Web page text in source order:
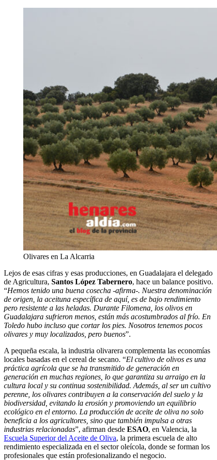
Olivares en La Alcarria
Lejos de esas cifras y esas producciones, en Guadalajara el delegado
de Agricultura, Santos López Tabernero, hace un balance positivo.
“Hemos tenido una buena cosecha -afirma-. Nuestra denominación
de origen, la aceituna específica de aquí, es de bajo rendimiento
pero resistente a las heladas. Durante Filomena, los olivos en
Guadalajara sufrieron menos, están más acostumbrados al frío. En
Toledo hubo incluso que cortar los pies. Nosotros tenemos pocos
olivares y muy localizados, pero buenos”.
A pequeña escala, la industria olivarera complementa las economías
locales basadas en el cereal de secano. “El cultivo de olivos es una
práctica agrícola que se ha transmitido de generación en
generación en muchas regiones, lo que garantiza su arraigo en la
cultura local y su continua sostenibilidad. Además, al ser un cultivo
perenne, los olivares contribuyen a la conservación del suelo y la
biodiversidad, evitando la erosión y promoviendo un equilibrio
ecológico en el entorno. La producción de aceite de oliva no solo
beneficia a los agricultores, sino que también impulsa a otras
industrias relacionadas”, afirman desde ESAO, en Valencia, la
Escuela Superior del Aceite de Oliva, la primera escuela de alto
rendimiento especializada en el sector oleícola, donde se forman los
profesionales que están profesionalizando el negocio.